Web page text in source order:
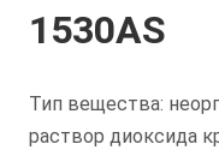
1530AS
Тип вещества:
раствор диоксида